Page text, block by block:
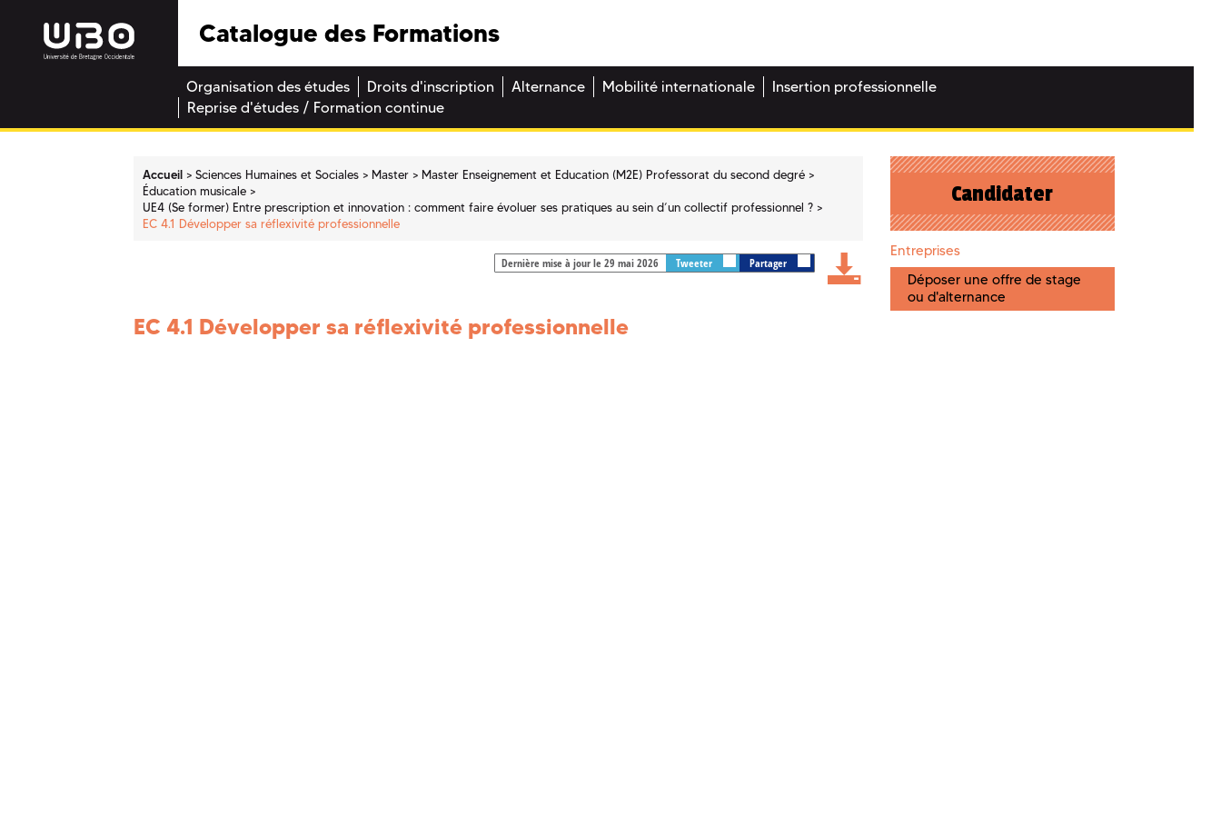
Catalogue des Formations
Organisation des études Droits d'inscription Alternance Mobilité internationale
Insertion professionnelle
Reprise d'études / Formation continue
Accueil Sciences Humaines et Sociales Master
Master Enseignement et Education (M2E) Professorat du second degré
Éducation musicale
UE4 (Se former) Entre prescription et innovation : comment faire évoluer ses pratiques au sein d’un collectif professionnel ?
EC 4.1 Développer sa réflexivité professionnelle
Dernière mise à jour le 29 mai 2026 Tweeter Partager
EC 4.1 Développer sa réflexivité professionnelle
Candidater
Entreprises
Déposer une offre de stage
ou d'alternance